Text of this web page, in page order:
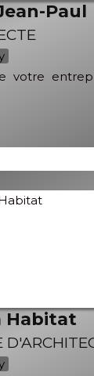
Paul
votre
Habitat